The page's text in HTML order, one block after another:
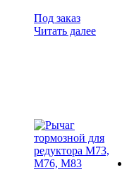
Под заказ
Читать далее